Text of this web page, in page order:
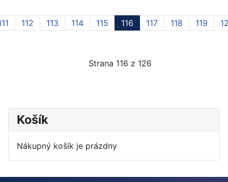
112 113 114 115 116 117 118 119
Strana 116 z 126
Košík
Nákupný košík je prázdny